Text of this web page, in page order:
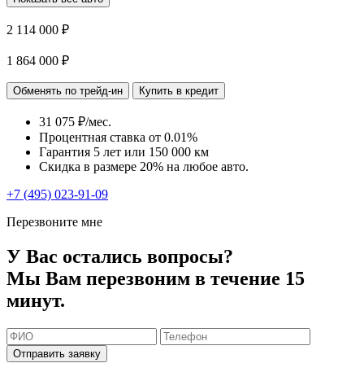
2 114 000 ₽
1 864 000 ₽
Обменять по трейд-ин Купить в кредит
31 075 ₽/мес.
Процентная ставка от 0.01%
Гарантия 5 лет или 150 000 км
Скидка в размере 20% на любое авто.
+7 (495) 023-91-09
Перезвоните мне
У Вас остались вопросы?
Мы Вам перезвоним в течение 15
минут.
Отправить заявку